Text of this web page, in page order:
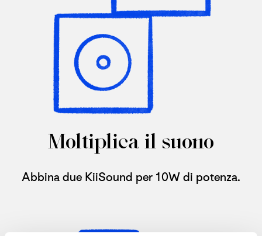
Moltiplica il suono​
Abbina due KiiSound per 10W di potenza.